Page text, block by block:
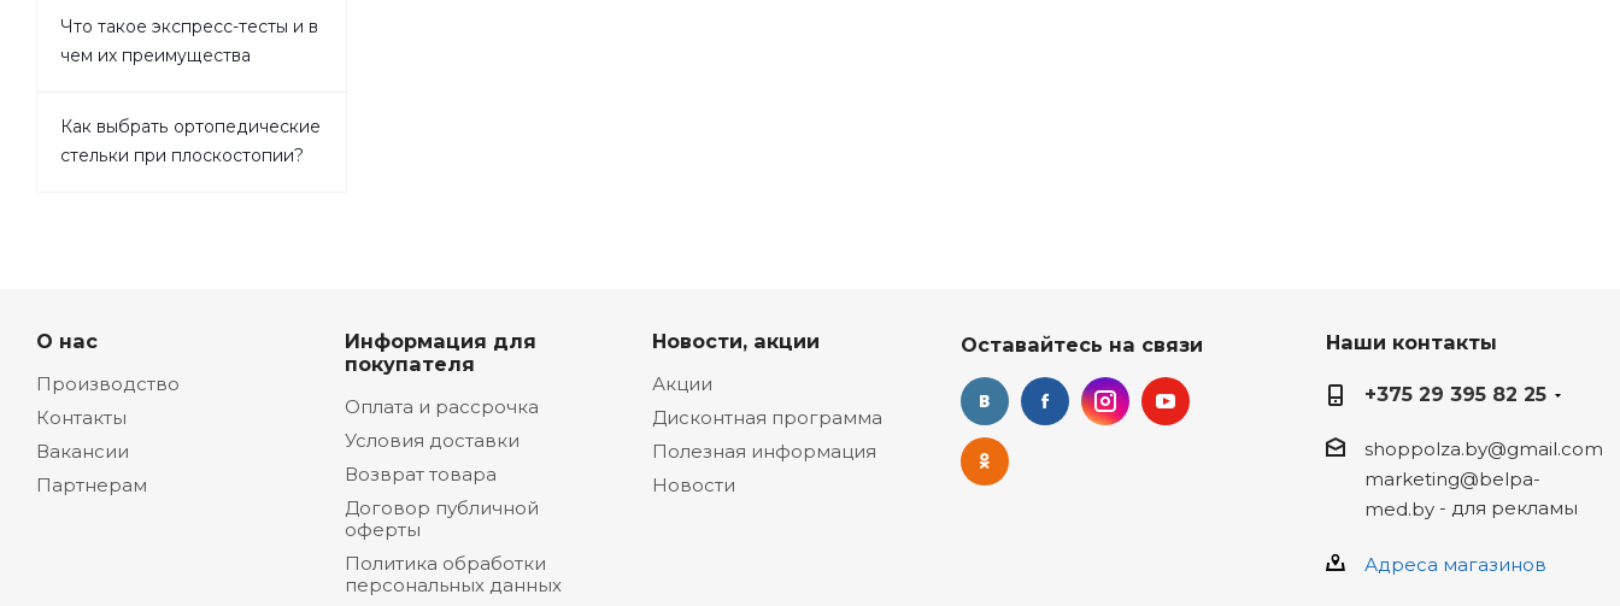
Что такое экспресс-тесты и в
чем их преимущества
Как выбрать ортопедические
стельки при плоскостопии?
О нас
Производство
Контакты
Вакансии
Партнерам
Информация для
покупателя
Оплата и рассрочка
Условия доставки
Возврат товара
Договор публичной
оферты
Политика обработки
персональных данных
Новости, акции
Акции
Дисконтная программа
Полезная информация
Новости
Оставайтесь на связи Наши контакты
+375 29 395 82 25
shoppolza.by@gmail.com
marketing@belpa-
med.by- для рекламы
Адреса магазинов